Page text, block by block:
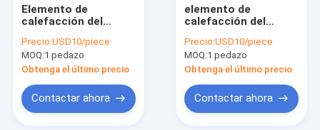
Elemento de
calefacción del
molibdeno del horno
para el material
refractario de la
metalurgia de polvo
Precio:USD10/piece
MOQ:1 pedazo
Obtenga el último precio
Contactar ahora
elemento de
calefacción del
molibdeno 1800C del
horno de mufla,
horno del vacío
Precio:USD10/piece
MOQ:1 pedazo
Obtenga el último precio
Contactar ahora